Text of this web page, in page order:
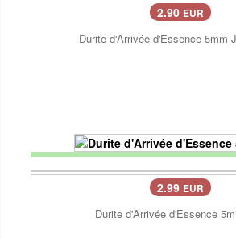
2.90 EUR
Durite d'Arrivée d'Essence 5mm
2.99 EUR
Durite d'Arrivée d'Essence